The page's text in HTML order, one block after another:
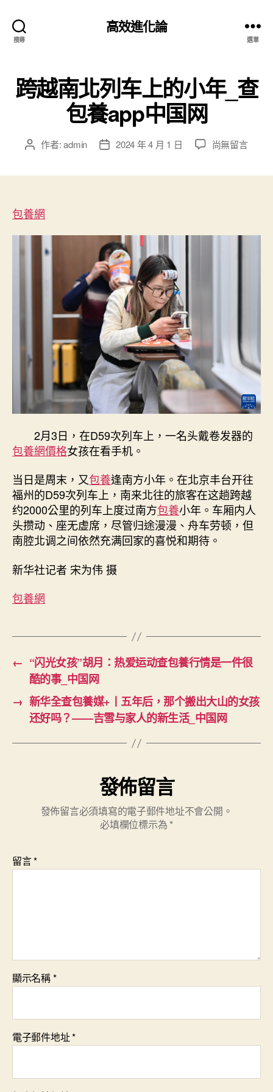
搜尋
高效進化論
選單
跨越南北列车上的小年_查
包養app中国网
文 作者:admin
文 2024 年 4 月 1 日
在
上
app
中
国
网〉
中
尚無留言
包養網
2月3日，在D59次列车上，一名头戴卷发器的
包養網價格女孩在看手机。
当日是周末，又包養逢南方小年。在北京丰台开往
福州的D59次列车上，南来北往的旅客在这趟跨越
约2000公里的列车上度过南方包養小年。车厢内人
头攒动、座无虚席，尽管归途漫漫、舟车劳顿，但
南腔北调之间依然充满回家的喜悦和期待。
新华社记者 宋为伟 摄
包養網
← “闪光女孩”胡月：热爱运动查包養行情是一件很
酷的事_中国网
→ 新华全查包養媒+丨五年后，那个搬出大山的女孩
还好吗？——吉雪与家人的新生活_中国网
發佈留言
發佈留言必須填寫的電子郵件地址不會公開。
必填欄位標示為 *
留言*
顯示名稱*
電子郵件地址*